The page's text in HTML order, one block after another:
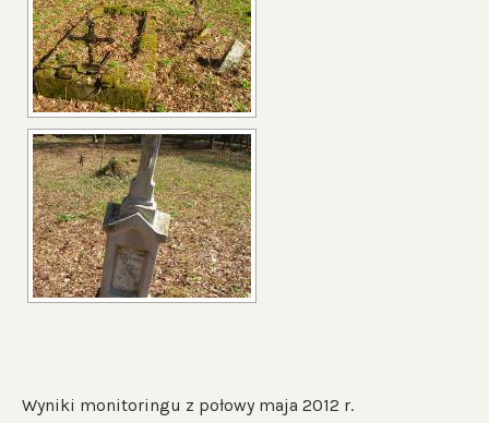
Wyniki monitoringu z połowy maja 2012 r.